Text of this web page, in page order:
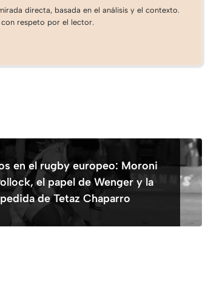
directa, basada en el análisis y el contexto.
respeto por el lector.
en el rugby europeo: Moroni
el papel de Wenger y la
de Tetaz Chaparro